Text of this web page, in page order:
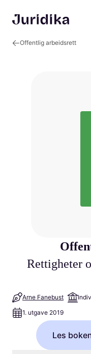
Offentlig arbeidsrett
Rettigheter
Arne Fanebust
1. utgave 2019
Les